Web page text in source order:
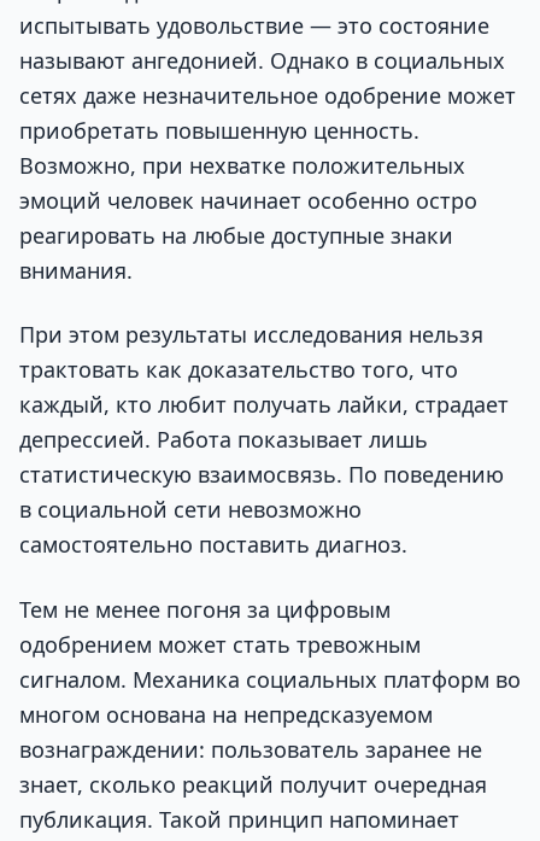
испытывать удовольствие — это состояние
называют ангедонией. Однако в социальных
сетях даже незначительное одобрение может
приобретать повышенную ценность.
Возможно, при нехватке положительных
эмоций человек начинает особенно остро
реагировать на любые доступные знаки
внимания.
При этом результаты исследования нельзя
трактовать как доказательство того, что
каждый, кто любит получать лайки, страдает
депрессией. Работа показывает лишь
статистическую взаимосвязь. По поведению
в социальной сети невозможно
самостоятельно поставить диагноз.
Тем не менее погоня за цифровым
одобрением может стать тревожным
сигналом. Механика социальных платформ во
многом основана на непредсказуемом
вознаграждении: пользователь заранее не
знает, сколько реакций получит очередная
публикация. Такой принцип напоминает